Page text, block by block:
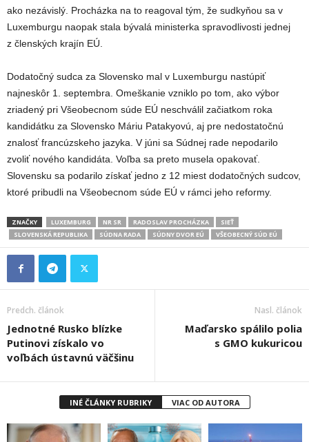
ako nezávislý. Procházka na to reagoval tým, že sudkyňou sa v
Luxemburgu naopak stala bývalá ministerka spravodlivosti jednej
z členských krajín EÚ.
Dodatočný sudca za Slovensko mal v Luxemburgu nastúpiť
najneskôr 1. septembra. Omeškanie vzniklo po tom, ako výbor
zriadený pri Všeobecnom súde EÚ neschválil začiatkom roka
kandidátku za Slovensko Máriu Patakyovú, aj pre nedostatočnú
znalosť francúzskeho jazyka. V júni sa Súdnej rade nepodarilo
zvoliť nového kandidáta. Voľba sa preto musela opakovať.
Slovensku sa podarilo získať jedno z 12 miest dodatočných sudcov,
ktoré pribudli na Všeobecnom súde EÚ v rámci jeho reformy.
ZNAČKY LUXEMBURG NR SR RADOSLAV PROCHÁZKA
SIEŤ
SLOVENSKÁ REPUBLIKA
SÚDNA RADA SÚDNY DVOR EÚ VŠEOBECNÝ SÚD EÚ
Predch. článok
Jednotné Rusko blízke
Putinovi získalo vo
voľbách ústavnú väčšinu
Nasl. článok
Maďarsko spálilo polia
s GMO kukuricou
INÉ ČLÁNKY RUBRIKY VIAC OD AUTORA